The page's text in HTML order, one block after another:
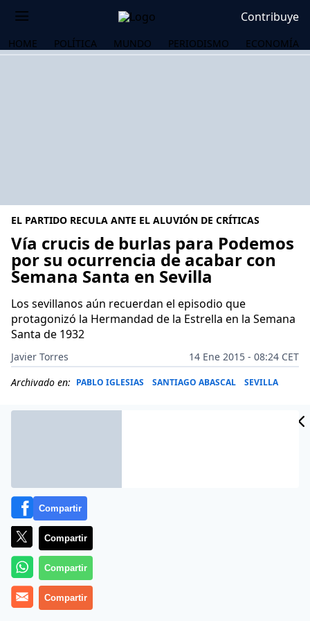
Contribuye
HOME POLÍTICA MUNDO PERIODISMO ECONOMÍA
EL PARTIDO RECULA ANTE EL ALUVIÓN DE CRÍTICAS
Vía crucis de burlas para Podemos
por su ocurrencia de acabar con
Semana Santa en Sevilla
Los sevillanos aún recuerdan el episodio que
protagonizó la Hermandad de la Estrella en la Semana
Santa de 1932
Javier Torres
14 Ene 2015 - 08:24 CET
Archivado en: PABLO IGLESIAS SANTIAGO ABASCAL SEVILLA
Que todo lo decidan los ciudadanos. La aplicación de
Compartir
Compartir
Compartir
Compartir